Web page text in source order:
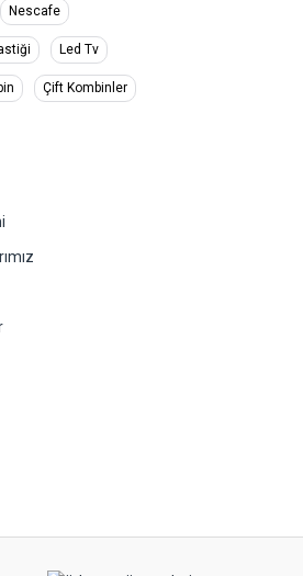
Nescafe
Led Tv
Çift Kombinler